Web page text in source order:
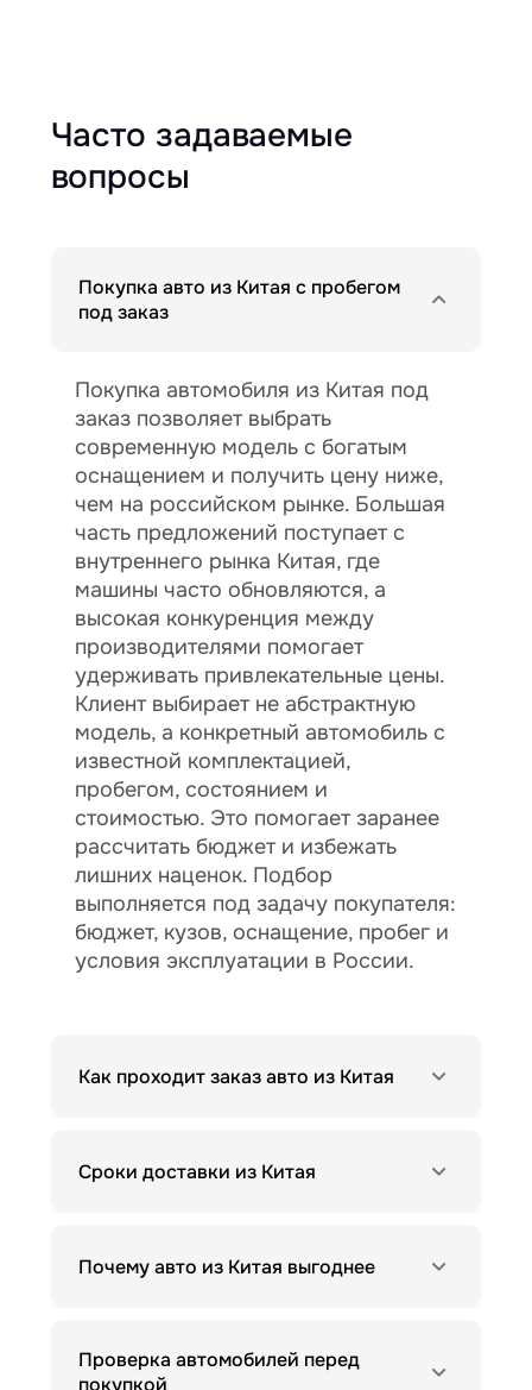
Часто задаваемые
вопросы
Покупка авто из Китая с пробегом
под заказ
Покупка автомобиля из Китая под
заказ позволяет выбрать
современную модель с богатым
оснащением и получить цену ниже,
чем на российском рынке. Большая
часть предложений поступает с
внутреннего рынка Китая, где
машины часто обновляются, а
высокая конкуренция между
производителями помогает
удерживать привлекательные цены.
Клиент выбирает не абстрактную
модель, а конкретный автомобиль с
известной комплектацией,
пробегом, состоянием и
стоимостью. Это помогает заранее
рассчитать бюджет и избежать
лишних наценок. Подбор
выполняется под задачу покупателя:
бюджет, кузов, оснащение, пробег и
условия эксплуатации в России.
Как проходит заказ авто из Китая
Сроки доставки из Китая
Почему авто из Китая выгоднее
Проверка автомобилей перед
покупкой